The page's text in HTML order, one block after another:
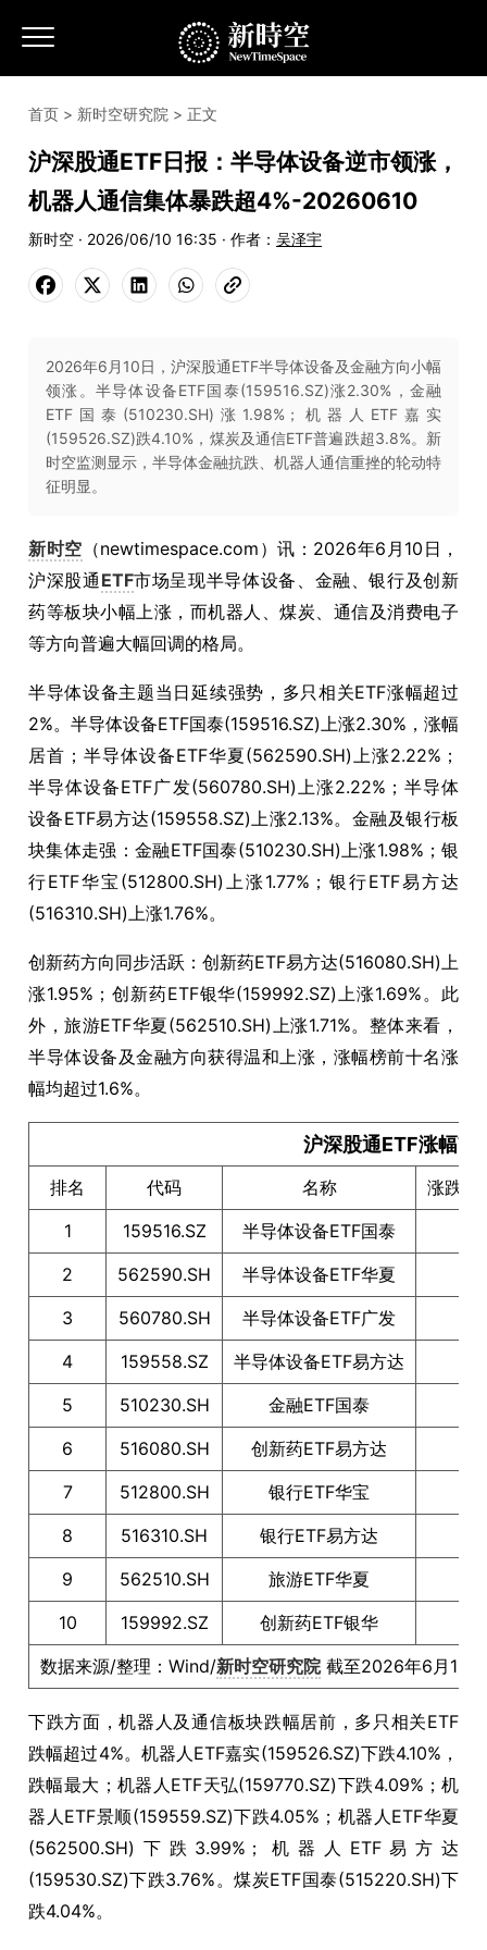
首页 > 新时空研究院 > 正文
沪深股通ETF日报：半导体设备逆市领涨，
机器人通信集体暴跌超4%-20260610
新时空 · 2026/06/10 16:35 · 作者： 吴泽宇
2026年6月10日，沪深股通ETF半导体设备及金融方向小幅
领涨。半导体设备ETF国泰(159516.SZ)涨2.30%，金融
ETF国泰(510230.SH)涨1.98%；机器人ETF嘉实
(159526.SZ)跌4.10%，煤炭及通信ETF普遍跌超3.8%。新
时空监测显示，半导体金融抗跌、机器人通信重挫的轮动特
征明显。
新时空 （newtimespace.com）讯：2026年6月10日，
沪深股通 ETF市场呈现半导体设备、金融、银行及创新
药等板块小幅上涨，而机器人、煤炭、通信及消费电子
等方向普遍大幅回调的格局。
半导体设备主题当日延续强势，多只相关ETF涨幅超过
2%。半导体设备ETF国泰(159516.SZ)上涨2.30%，涨幅
居首；半导体设备ETF华夏(562590.SH)上涨2.22%；
半导体设备ETF广发(560780.SH)上涨2.22%；半导体
设备ETF易方达(159558.SZ)上涨2.13%。金融及银行板
块集体走强：金融ETF国泰(510230.SH)上涨1.98%；银
行ETF华宝(512800.SH)上涨1.77%；银行ETF易方达
(516310.SH)上涨1.76%。
创新药方向同步活跃：创新药ETF易方达(516080.SH)上
涨1.95%；创新药ETF银华(159992.SZ)上涨1.69%。此
外，旅游ETF华夏(562510.SH)上涨1.71%。整体来看，
半导体设备及金融方向获得温和上涨，涨幅榜前十名涨
幅均超过1.6%。
沪深股通ETF涨幅
排名 代码 名称
涨跌幅
1
159516.SZ 半导体设备ETF国泰
2
562590.SH 半导体设备ETF华夏
3
560780.SH 半导体设备ETF广发
4
159558.SZ 半导体设备ETF易方达
5
510230.SH 金融ETF国泰
6
516080.SH 创新药ETF易方达
7
512800.SH 银行ETF华宝
8
516310.SH 银行ETF易方达
9
562510.SH 旅游ETF华夏
10
159992.SZ 创新药ETF银华
数据来源/整理：Wind/新时空研究院截至2026年6月10
下跌方面，机器人及通信板块跌幅居前，多只相关ETF
跌幅超过4%。机器人ETF嘉实(159526.SZ)下跌4.10%，
跌幅最大；机器人ETF天弘(159770.SZ)下跌4.09%；机
器人ETF景顺(159559.SZ)下跌4.05%；机器人ETF华夏
(562500.SH)下跌3.99%；机器人ETF易方达
(159530.SZ)下跌3.76%。煤炭ETF国泰(515220.SH)下
跌4.04%。